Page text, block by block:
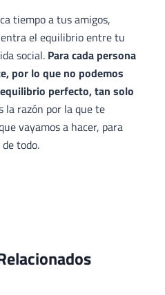
tiempo a tus amigos,
el equilibrio entre tu
social. Para cada persona
por lo que no podemos
perfecto, tan solo
la razón por la que te
vayamos a hacer, para
todo.